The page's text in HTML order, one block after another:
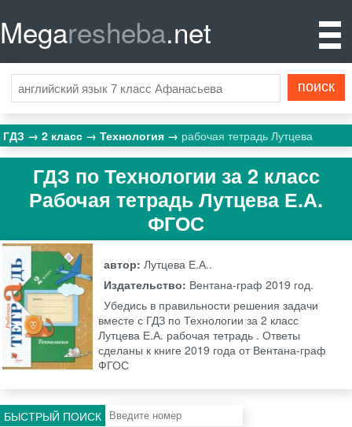
Megaresheba.net
ГДЗ 2 класс Технология рабочая тетрадь Лутцева
ГДЗ по Технологии за 2 класс
Рабочая тетрадь Лутцева Е.А.
ФГОС
автор:Лутцева Е.А..
Издательство: Вентана-граф 2019 год.
Убедись в правильности решения задачи
вместе с ГДЗ по Технологии за 2 класс
Лутцева Е.А. рабочая тетрадь . Ответы
сделаны к книге 2019 года от Вентана-граф
ФГОС
БЫСТРЫЙ ПОИСК